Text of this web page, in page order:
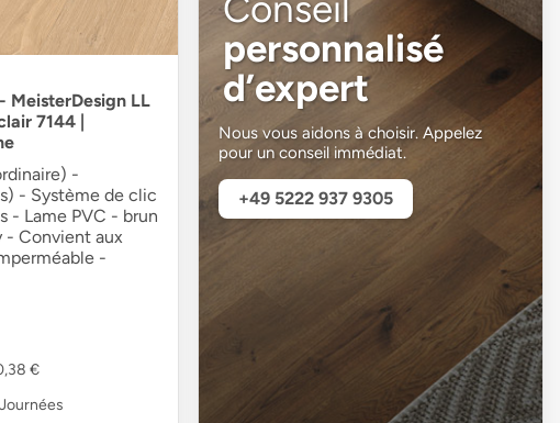
MeisterDesign LL
7144 |
-
- Système de clic
- Lame PVC - brun
- Convient aux
-
€
personnalisé
d’expert
Nous vous aidons à choisir. Appelez
pour un conseil immédiat.
+49 5222 937 9305